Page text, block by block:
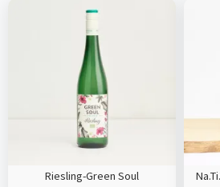
Riesling-Green Soul